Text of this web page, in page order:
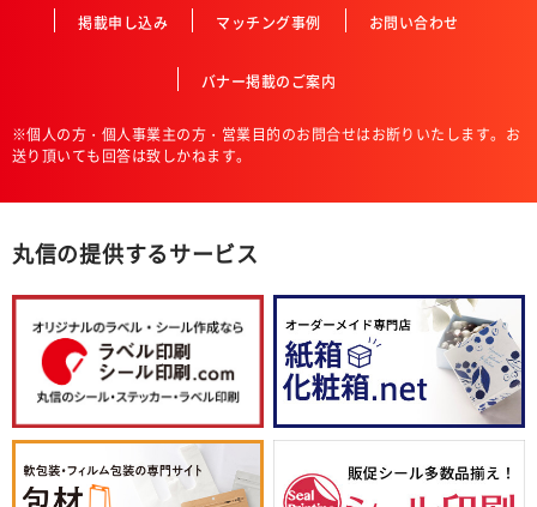
掲載申し込み マッチング事例 お問い合わせ
バナー掲載のご案内
※個人の方・個人事業主の方・営業目的のお問合せはお断りいたします。お
送り頂いても回答は致しかねます。
丸信の提供するサービス